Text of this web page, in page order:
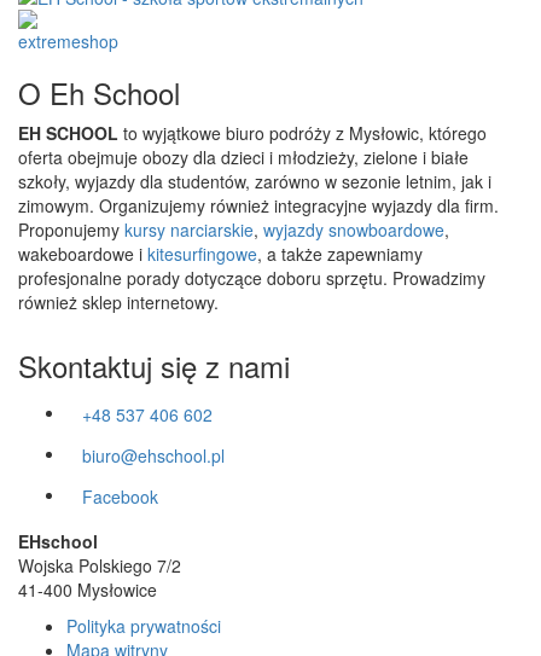
O Eh School
EH SCHOOL to wyjątkowe biuro podróży z Mysłowic, którego
oferta obejmuje obozy dla dzieci i młodzieży, zielone i białe
szkoły, wyjazdy dla studentów, zarówno w sezonie letnim, jak i
zimowym. Organizujemy również integracyjne wyjazdy dla firm.
Proponujemy kursy narciarskie, wyjazdy snowboardowe,
wakeboardowe i kitesurfingowe, a także zapewniamy
profesjonalne porady dotyczące doboru sprzętu. Prowadzimy
również sklep internetowy.
Skontaktuj się z nami
+48 537 406 602
biuro@ehschool.pl
Facebook
EHschool
Wojska Polskiego 7/2
41-400 Mysłowice
Polityka prywatności
Mapa witryny